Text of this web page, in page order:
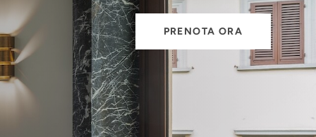
PRENOTA ORA